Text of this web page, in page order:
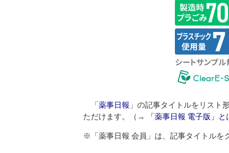
「 薬事日報 」の記事タイトルをリスト
ただけます。（→
「薬事日報 電子版」と
※「薬事日報 会員」は、記事タイトルを